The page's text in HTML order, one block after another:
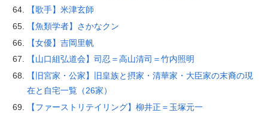
【歌手】米津玄師
【魚類学者】さかなクン
【女優】吉岡里帆
【山口組弘道会】司忍＝高山清司＝竹内照明
【旧宮家・公家】旧皇族と摂家・清華家・大臣家の末裔の現
在と自宅一覧（26家）
【ファーストリテイリング】柳井正＝玉塚元一